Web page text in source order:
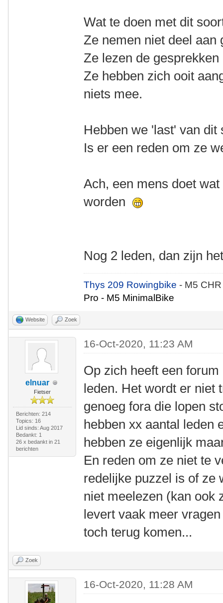
Wat te doen met dit
Ze nemen niet deel aan
Ze lezen de gesprekken
Ze hebben zich ooit
niets mee.
Hebben we 'last' van dit
Is er een reden om ze
Ach, een mens doet
worden
Nog 2 leden, dan zijn
Thys 209 Rowingbike- M5
Pro - M5 MinimalBike
Website Zoek
elnuar
Fietser
Berichten: 214
Topics: 16
Lid sinds: Aug 2017
Bedankt: 1
26 x bedankt in 21
berichten
16-Oct-2020, 11:23 AM
Op zich heeft een
leden. Het wordt er niet
genoeg fora die lopen
hebben xx aantal leden
hebben ze eigenlijk
En reden om ze niet te
redelijke puzzel is of ze
niet meelezen (kan ook
levert vaak meer
toch terug komen...
Zoek
16-Oct-2020, 11:28 AM